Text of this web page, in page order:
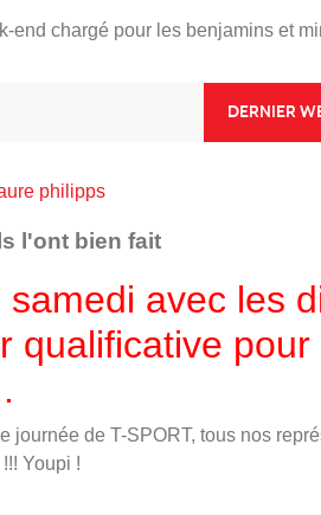
end chargé pour les benjamins et
DERNIER
philipps
l'ont bien fait
avec les
qualificative
journée de T-SPORT, tous nos
Youpi !